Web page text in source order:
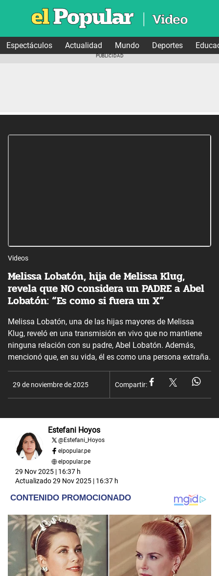
Espectáculos Actualidad Mundo Deportes
Videos
Melissa Lobatón, hija de Melissa Klug,
revela que NO considera un PADRE a Abel
Lobatón: “Es como si fuera un X”
Melissa Lobatón, una de las hijas mayores de Melissa
Klug, reveló en una transmisión en vivo que no mantiene
ninguna relación con su padre, Abel Lobatón. Además,
mencionó que, en su vida, él es como una persona extraña.
29 de noviembre de 2025 Compartir:
Estefani Hoyos
@Estefani_Hoyos
elpopular.pe
elpopular.pe
29 Nov 2025 | 16:37 h
Actualizado29 Nov 2025 | 16:37 h